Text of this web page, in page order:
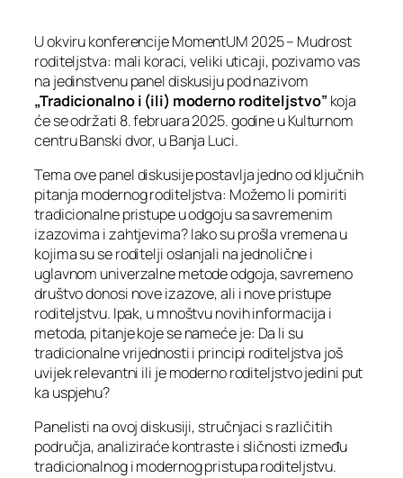
U okviru konferencijeMomentUM 2025 – Mudrost
roditeljstva: mali koraci, veliki uticaji, pozivamo vas
na jedinstvenu panel diskusiju pod nazivom
„Tradicionalno i (ili) moderno roditeljstvo” koja
će se održati 8. februara 2025. godine u Kulturnom
centru Banski dvor, u Banja Luci.
Tema ove panel diskusije postavlja jedno od ključnih
pitanja modernog roditeljstva: Možemo li pomiriti
tradicionalne pristupe u odgoju sa savremenim
izazovima i zahtjevima?Iako su prošla vremena u
kojima su se roditelji oslanjali na jednolične i
uglavnom univerzalne metode odgoja, savremeno
društvo donosi nove izazove, ali i nove pristupe
roditeljstvu. Ipak, u mnoštvu novih informacija i
metoda, pitanje koje se nameće je: Da li su
tradicionalne vrijednosti i principi roditeljstva još
uvijek relevantni ili je moderno roditeljstvo jedini put
ka uspjehu?
Panelisti na ovoj diskusiji, stručnjaci s različitih
područja, analiziraće kontraste i sličnosti između
tradicionalnog i modernog pristupa roditeljstvu.